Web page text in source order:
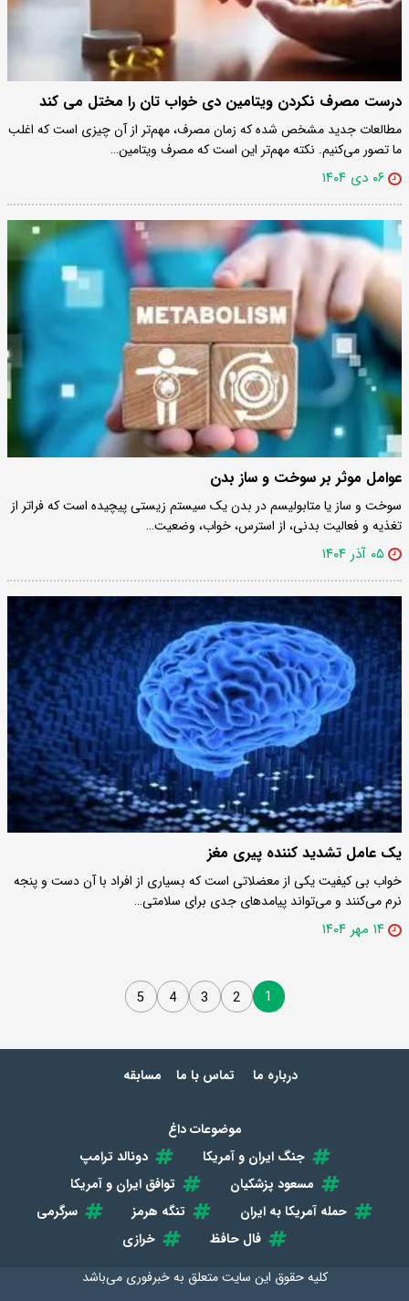
درست مصرف نکردن ویتامین دی خواب تان را مختل می کند
مطالعات جدید مشخص شده که زمان مصرف، مهم‌تر از آن چیزی است که اغلب
ما تصور می‌کنیم. نکته مهم‌تر این است که مصرف ویتامین…
۰۶ دی ۱۴۰۴
عوامل موثر بر سوخت و ساز بدن
سوخت و ساز یا متابولیسم در بدن یک سیستم زیستی پیچیده است که فراتر از
تغذیه و فعالیت بدنی، از استرس، خواب، وضعیت…
۰۵ آذر ۱۴۰۴
یک عامل تشدید کننده پیری مغز
خواب بی کیفیت یکی از معضلاتی است که بسیاری از افراد با آن دست و پنجه
نرم می‌کنند و می‌تواند پیامدهای جدی برای سلامتی…
۱۴ مهر ۱۴۰۴
1
2
3
4
5
درباره ما تماس با ما مسابقه
موضوعات داغ
جنگ ایران و آمریکا
دونالد ترامپ
مسعود پزشکیان
توافق ایران و آمریکا
حمله آمریکا به ایران
تنگه هرمز
سرگرمی
فال حافظ
خرازی
کلیه حقوق این سایت متعلق بهخبرفوری می‌باشد